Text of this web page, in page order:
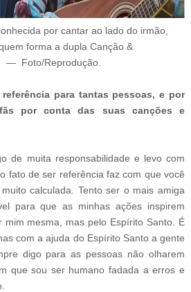
por cantar ao lado do irmão,
forma a dupla Canção &
— Foto/Reprodução.
para tantas pessoas, e por
por conta das suas canções e
de muita responsabilidade e levo com
fato de ser referência faz com que você
calculada. Tento ser o mais amiga
para que as minhas ações inspirem
mesma, mas pelo Espírito Santo. É
com a ajuda do Espírito Santo a gente
digo para as pessoas não olharem
que sou ser humano fadada a erros e